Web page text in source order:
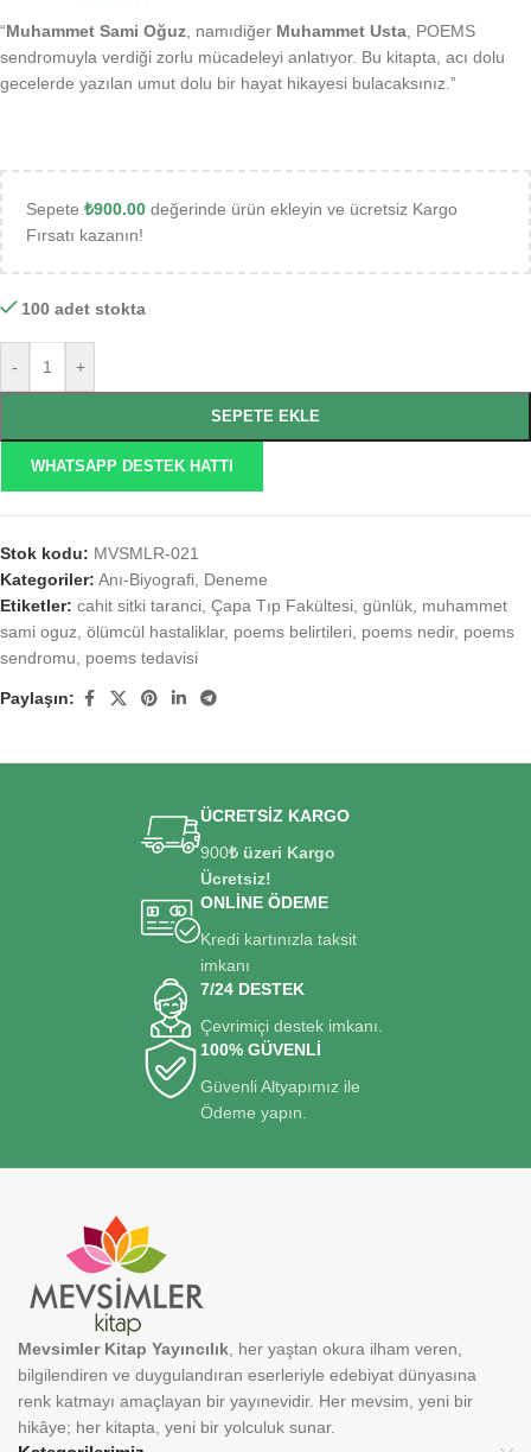
“Muhammet Sami Oğuz , namıdiğer Muhammet Usta , POEMS
sendromuyla verdiği zorlu mücadeleyi anlatıyor. Bu kitapta, acı dolu
gecelerde yazılan umut dolu bir hayat hikayesi bulacaksınız.”
Sepete ₺900.00 değerinde ürün ekleyin ve ücretsiz Kargo
Fırsatı kazanın!
100 adet stokta
- +
SEPETE EKLE
WHATSAPP DESTEK HATTI
Stok kodu: MVSMLR-021
Kategoriler: Anı-Biyografi Deneme
Etiketler: cahit sitki taranci Çapa Tıp Fakültesi günlük muhammet
sami oguz ölümcül hastaliklar, poems belirtileri poems nedir, poems
sendromu
poems tedavisi
Paylaşın:
ÜCRETSİZ KARGO
900₺ üzeri Kargo
Ücretsiz!
ONLİNE ÖDEME
Kredi kartınızla taksit
imkanı
7/24 DESTEK
Çevrimiçi destek imkanı.
100% GÜVENLİ
Güvenli Altyapımız ile
Ödeme yapın.
Mevsimler Kitap Yayıncılık , her yaştan okura ilham veren,
bilgilendiren ve duygulandıran eserleriyle edebiyat dünyasına
renk katmayı amaçlayan bir yayınevidir. Her mevsim, yeni bir
hikâye; her kitapta, yeni bir yolculuk sunar.